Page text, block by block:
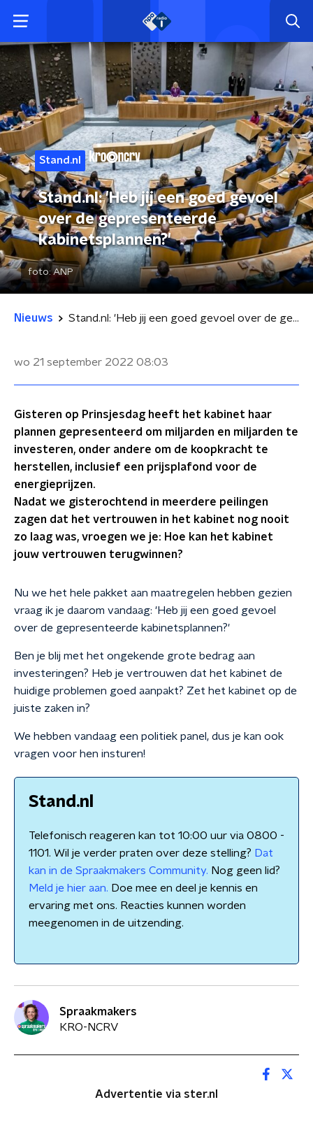
Stand.nl
Stand.nl: 'Heb jij een goed gevoel
over de gepresenteerde
kabinetsplannen?'
foto:ANP
Nieuws Stand.nl: 'Heb jij een goed gevoel over de gepresenteerde kabinetsplannen?'
wo 21 september 2022 08:03
Gisteren op Prinsjesdag heeft het kabinet haar
plannen gepresenteerd om miljarden en miljarden te
investeren, onder andere om de koopkracht te
herstellen, inclusief een prijsplafond voor de
energieprijzen.
Nadat we gisterochtend in meerdere peilingen
zagen dat het vertrouwen in het kabinet nog nooit
zo laag was, vroegen we je: Hoe kan het kabinet
jouw vertrouwen terugwinnen?
Nu we het hele pakket aan maatregelen hebben gezien
vraag ik je daarom vandaag: 'Heb jij een goed gevoel
over de gepresenteerde kabinetsplannen?'
Ben je blij met het ongekende grote bedrag aan
investeringen? Heb je vertrouwen dat het kabinet de
huidige problemen goed aanpakt? Zet het kabinet op de
juiste zaken in?
We hebben vandaag een politiek panel, dus je kan ook
vragen voor hen insturen!
Stand.nl
Telefonisch reageren kan tot 10:00 uur via 0800 -
1101. Wil je verder praten over deze stelling? Dat
kan in de Spraakmakers Community. Nog geen lid?
Meld je hier aan. Doe mee en deel je kennis en
ervaring met ons. Reacties kunnen worden
meegenomen in de uitzending.
Spraakmakers
KRO-NCRV
Advertentie via ster.nl